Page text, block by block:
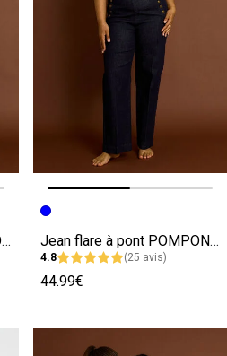
Jean slim raccourci TOKYO R01 femme
Image précédente
Image suivante
Jean flare à pont POMPON F02 femme
4.8 (25 avis)
44.99€